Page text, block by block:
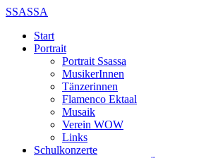
SSASSA
Start
Portrait
Portrait Ssassa
MusikerInnen
Tänzerinnen
Flamenco Ektaal
Musaik
Verein WOW
Links
Schulkonzerte